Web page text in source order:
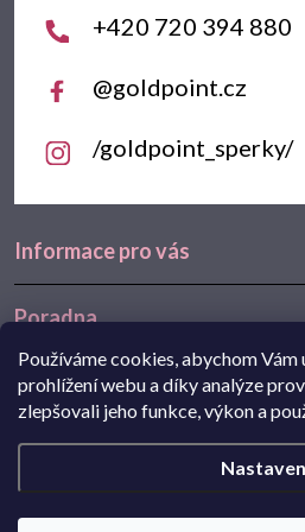
Používáme cookies, abychom
prohlížení webu a díky analýze
zlepšovali jeho funkce, výkon a
Informace pro vás
Poradna
Často hledáte
+420 720 394 880
@goldpoint.cz
/goldpoint_sperky/
Navštivte také náš e-shop
náušnice z